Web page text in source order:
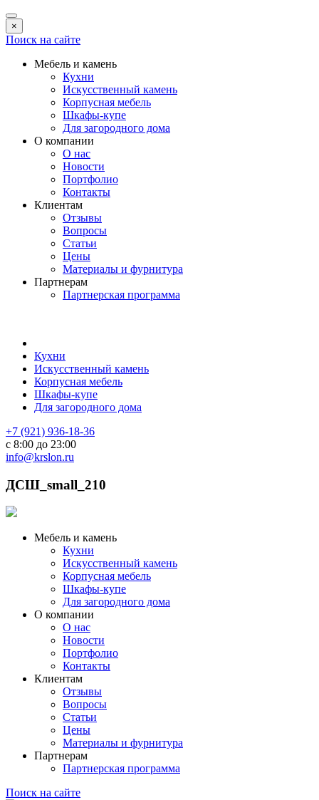
×
Поиск на сайте
Мебель и камень
Кухни
Искусственный камень
Корпусная мебель
Шкафы-купе
Для загородного дома
О компании
О нас
Новости
Портфолио
Контакты
Клиентам
Отзывы
Вопросы
Статьи
Цены
Материалы и фурнитура
Партнерам
Партнерская программа
Кухни
Искусственный камень
Корпусная мебель
Шкафы-купе
Для загородного дома
+7 (921) 936-18-36
с 8:00 до 23:00
info@krslon.ru
ДСШ_small_210
Мебель и камень
Кухни
Искусственный камень
Корпусная мебель
Шкафы-купе
Для загородного дома
О компании
О нас
Новости
Портфолио
Контакты
Клиентам
Отзывы
Вопросы
Статьи
Цены
Материалы и фурнитура
Партнерам
Партнерская программа
Поиск на сайте